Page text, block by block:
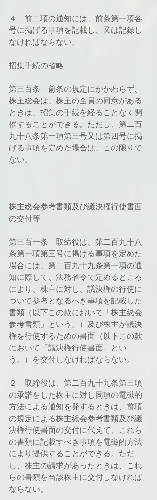
４　前二項の通知には、前条第一項各
号に掲げる事項を記載し、又は記録し
なければならない。
招集手続の省略
第三百条　前条の規定にかかわらず、
株主総会は、株主の全員の同意がある
ときは、招集の手続を経ることなく開
催することができる。ただし、第二百
九十八条第一項第三号又は第四号に掲
げる事項を定めた場合は、この限りで
ない。
株主総会参考書類及び議決権行使書面
の交付等
第三百一条　取締役は、第二百九十八
条第一項第三号に掲げる事項を定めた
場合には、第二百九十九条第一項の通
知に際して、法務省令で定めるところ
により、株主に対し、議決権の行使に
ついて参考となるべき事項を記載した
書類（以下この款において「株主総会
参考書類」という。）及び株主が議決
権を行使するための書面（以下この款
において「議決権行使書面」とい
う。）を交付しなければならない。
２　取締役は、第二百九十九条第三項
の承諾をした株主に対し同項の電磁的
方法による通知を発するときは、前項
の規定による株主総会参考書類及び議
決権行使書面の交付に代えて、これら
の書類に記載すべき事項を電磁的方法
により提供することができる。ただ
し、株主の請求があったときは、これ
らの書類を当該株主に交付しなければ
ならない。